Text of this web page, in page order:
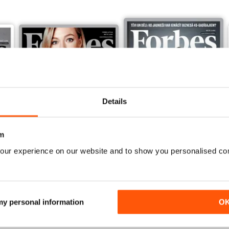
Details
experience on our website and to show you personalised
personal information
vai kopdarbam ir nākotne
Vista|Al carrello